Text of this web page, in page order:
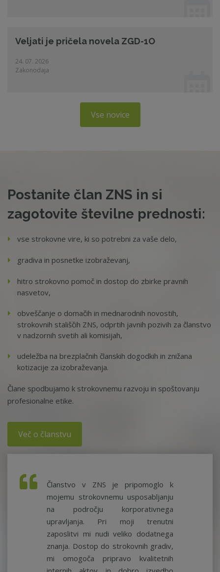
Veljati je pričela novela ZGD-1O
24. 07. 2026
Zakonodaja
Vse novice
Postanite član ZNS in si
zagotovite številne prednosti:
vse strokovne vire, ki so potrebni za vaše delo,
gradiva in posnetke izobraževanj,
hitro strokovno pomoč in dostop do zbirke pravnih
nasvetov,
obveščanje o domačih in mednarodnih novostih,
strokovnih stališčih ZNS, odprtih javnih pozivih za članstvo
v nadzornih svetih ali komisijah,
udeležba na brezplačnih članskih dogodkih in znižana
kotizacije za izobraževanja.
Člane spodbujamo k strokovnemu razvoju in spoštovanju
profesionalne etike.
Več o članstvu
Članstvo v ZNS je pripomoglo k
mojemu strokovnemu usposabljanju
na področju korporativnega
upravljanja. Pri moji trenutni
zaposlitvi mi nudi veliko dodatnega
znanja. Dostop do strokovnih gradiv,
mi omogoča pripravo kvalitetnih